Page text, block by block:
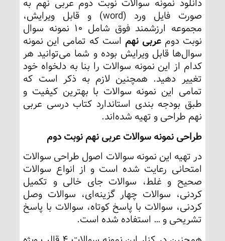
دانلود نمونه سوالات نوبت دوم عربی نهم به
صورت فایل ورد (word) و قابل ویرایش،
مجموعه ارزشمند فوق شامل 10 نمونه سوال
نوبت دومعربی نهم است که تمامی این نمونه
سوال‌ها قابل ویرایش بوده و شما می‌توانید هر
کدام از این نمونه سوالات را بنا به دلخواه خود
تغییر دهید. همچنین لازم به ذکر است که
تمامی این نمونه سوالات با بهترین کیفیت و
طبق بودجه بندی استاندارد کتاب درسی عربی
نهم طراحی و تهیه شده‌اند.
طراحی نمونه سوالات عربی نهم نوبت دوم
در تهیه این نمونه سوالات اصول طراحی سوالات
امتحانی رعایت شده است و از انواع سوالات
صحیح و غلط، سوالات جای خالی و تکمیل
کردنی، سوالات چهار گزینه‌ای، سوالات وصل
کردنی، سوالات با پاسخ کوتاه، سوالات با پاسخ
تشریحی و … استفاده شده است.